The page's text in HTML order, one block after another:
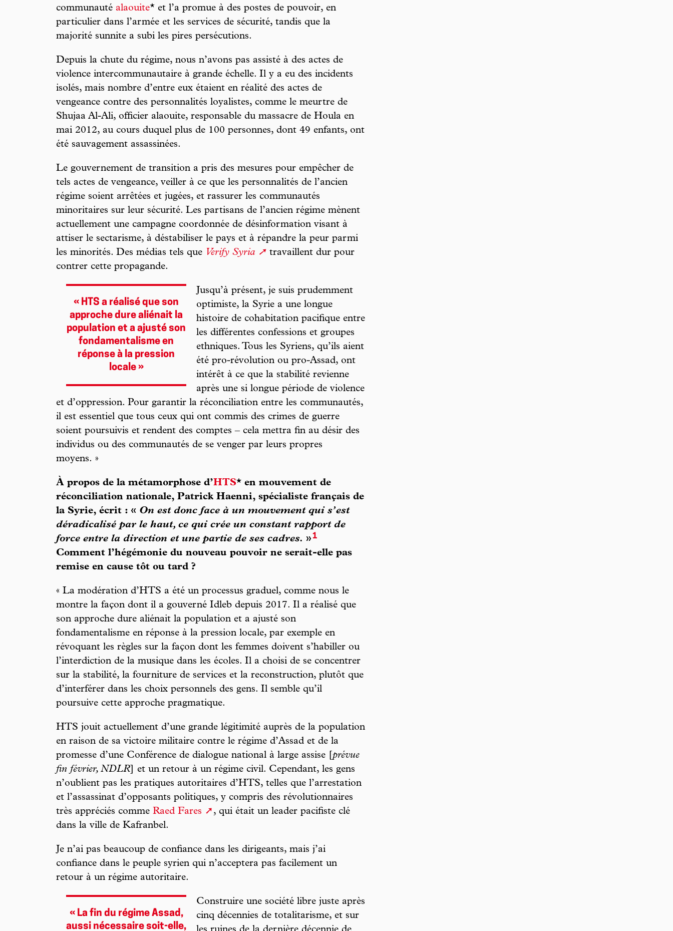
communauté alaouite* et l’a promue à des postes de pouvoir, en
particulier dans l’armée et les services de sécurité, tandis que la
majorité sunnite a subi les pires persécutions.
Depuis la chute du régime, nous n’avons pas assisté à des actes de
violence intercommunautaire à grande échelle. Il y a eu des incidents
isolés, mais nombre d’entre eux étaient en réalité des actes de
vengeance contre des personnalités loyalistes, comme le meurtre de
Shujaa Al-Ali, officier alaouite, responsable du massacre de Houla en
mai 2012, au cours duquel plus de 100 personnes, dont 49 enfants, ont
été sauvagement assassinées.
Le gouvernement de transition a pris des mesures pour empêcher de
tels actes de vengeance, veiller à ce que les personnalités de l’ancien
régime soient arrêtées et jugées, et rassurer les communautés
minoritaires sur leur sécurité. Les partisans de l’ancien régime mènent
actuellement une campagne coordonnée de désinformation visant à
attiser le sectarisme, à déstabiliser le pays et à répandre la peur parmi
les minorités. Des médias tels que Verify Syria
travaillent dur pour
contrer cette propagande.
« HTS a réalisé que son
approche dure aliénait la
population et a ajusté son
fondamentalisme en
réponse à la pression
locale »
Jusqu’à présent, je suis prudemment
optimiste, la Syrie a une longue
histoire de cohabitation pacifique entre
les différentes confessions et groupes
ethniques. Tous les Syriens, qu’ils aient
été pro-révolution ou pro-Assad, ont
intérêt à ce que la stabilité revienne
après une si longue période de violence
et d’oppression. Pour garantir la réconciliation entre les communautés,
il est essentiel que tous ceux qui ont commis des crimes de guerre
soient poursuivis et rendent des comptes – cela mettra fin au désir des
individus ou des communautés de se venger par leurs propres
moyens. »
À propos de la métamorphose d’HTS* en mouvement de
réconciliation nationale, Patrick Haenni, spécialiste français de
la Syrie, écrit : « On est donc face à un mouvement qui s’est
déradicalisé par le haut, ce qui crée un constant rapport de
force entre la direction et une partie de ses cadres. »1
Comment l’hégémonie du nouveau pouvoir ne serait-elle pas
remise en cause tôt ou tard ?
« La modération d’HTS a été un processus graduel, comme nous le
montre la façon dont il a gouverné Idleb depuis 2017. Il a réalisé que
son approche dure aliénait la population et a ajusté son
fondamentalisme en réponse à la pression locale, par exemple en
révoquant les règles sur la façon dont les femmes doivent s’habiller ou
l’interdiction de la musique dans les écoles. Il a choisi de se concentrer
sur la stabilité, la fourniture de services et la reconstruction, plutôt que
d’interférer dans les choix personnels des gens. Il semble qu’il
poursuive cette approche pragmatique.
HTS jouit actuellement d’une grande légitimité auprès de la population
en raison de sa victoire militaire contre le régime d’Assad et de la
promesse d’une Conférence de dialogue national à large assise [ prévue
fin février, NDLR ] et un retour à un régime civil. Cependant, les gens
n’oublient pas les pratiques autoritaires d’HTS, telles que l’arrestation
et l’assassinat d’opposants politiques, y compris des révolutionnaires
très appréciés comme Raed Fares
, qui était un leader pacifiste clé
dans la ville de Kafranbel.
Je n’ai pas beaucoup de confiance dans les dirigeants, mais j’ai
confiance dans le peuple syrien qui n’acceptera pas facilement un
retour à un régime autoritaire.
« La fin du régime Assad,
aussi nécessaire soit-elle,
Construire une société libre juste après
cinq décennies de totalitarisme, et sur